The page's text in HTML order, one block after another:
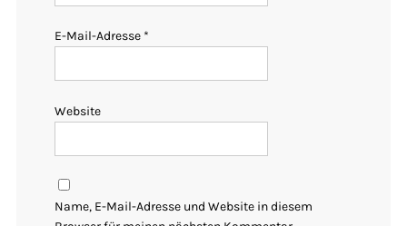
E-Mail-Adresse *
Website
Name, E-Mail-Adresse und Website in diesem